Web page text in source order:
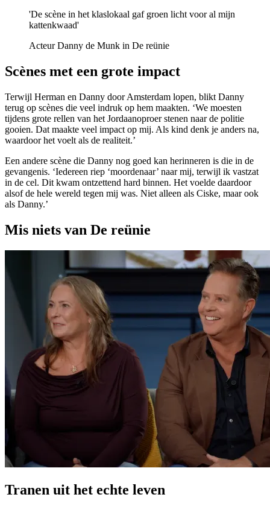
'De scène in het klaslokaal gaf groen licht voor al mijn
kattenkwaad'
Acteur Danny de Munk in De reünie
Scènes met een grote impact
Terwijl Herman en Danny door Amsterdam lopen, blikt Danny
terug op scènes die veel indruk op hem maakten. ‘We moesten
tijdens grote rellen van het Jordaanoproer stenen naar de politie
gooien. Dat maakte veel impact op mij. Als kind denk je anders na,
waardoor het voelt als de realiteit.’
Een andere scène die Danny nog goed kan herinneren is die in de
gevangenis. ‘Iedereen riep ‘moordenaar’ naar mij, terwijl ik vastzat
in de cel. Dit kwam ontzettend hard binnen. Het voelde daardoor
alsof de hele wereld tegen mij was. Niet alleen als Ciske, maar ook
als Danny.’
Mis niets van De reünie
Tranen uit het echte leven